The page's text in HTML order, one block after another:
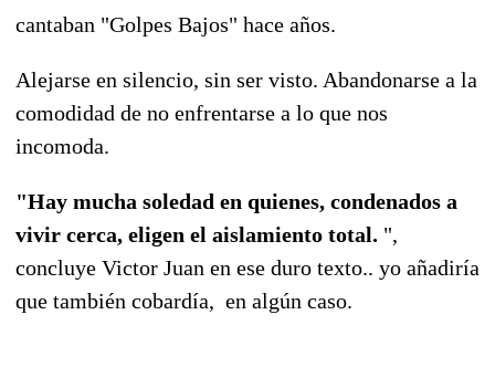
cantaban "Golpes Bajos" hace años.
Alejarse en silencio, sin ser visto. Abandonarse a la
comodidad de no enfrentarse a lo que nos
incomoda.
"Hay mucha soledad en quienes, condenados a
vivir cerca, eligen el aislamiento total. ",
concluye Victor Juan en ese duro texto.. yo añadiría
que también cobardía, en algún caso.